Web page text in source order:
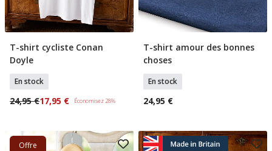
Sélectionner Tailles
T-shirt cycliste Conan
Doyle
En stock
24,95 €17,95 € Économisez 28%
Sélectionner Tailles
T-shirt amour des bonnes
choses
En stock
24,95 €
Offre